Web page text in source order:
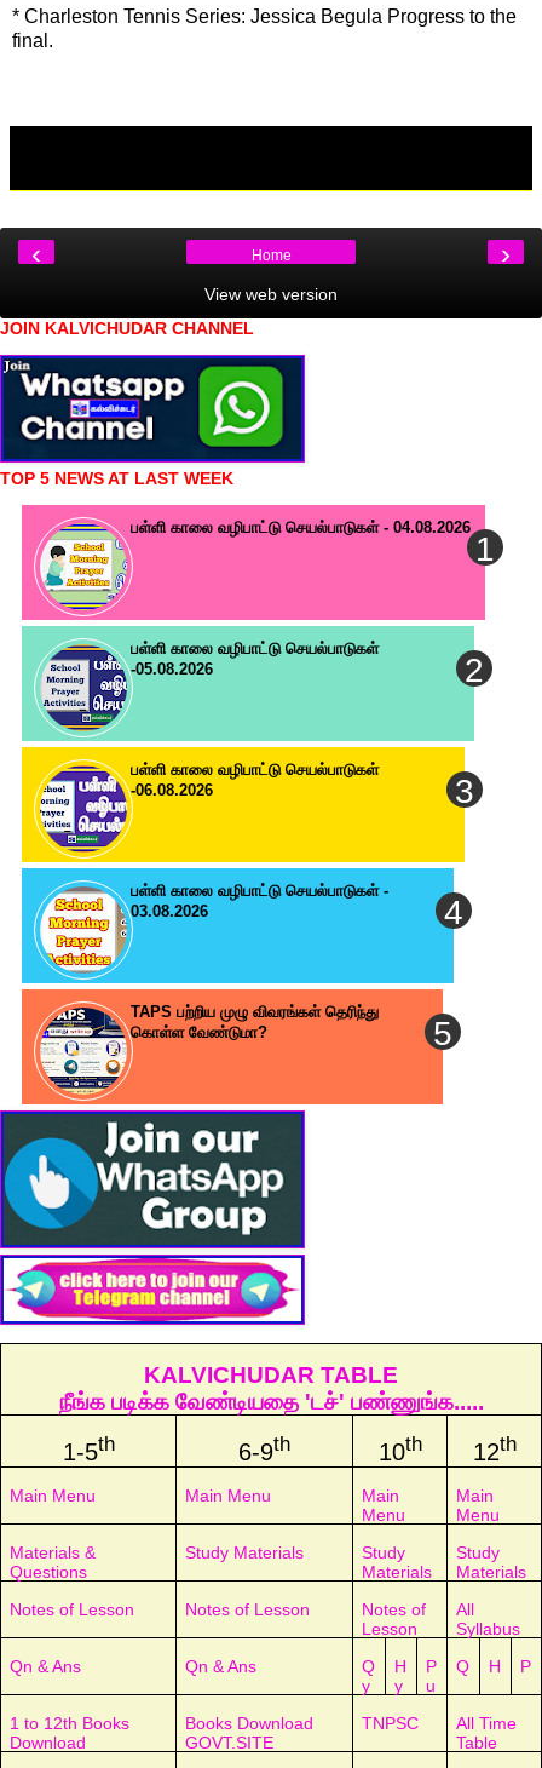
* Charleston Tennis Series: Jessica Begula Progress to the
final.
‹ ›
Home
View web version
JOIN KALVICHUDAR CHANNEL
TOP 5 NEWS AT LAST WEEK
பள்ளி காலை வழிபாட்டு செயல்பாடுகள் - 04.08.2026
பள்ளி காலை வழிபாட்டு செயல்பாடுகள்
-05.08.2026
பள்ளி காலை வழிபாட்டு செயல்பாடுகள்
-06.08.2026
பள்ளி காலை வழிபாட்டு செயல்பாடுகள் -
03.08.2026
TAPS பற்றிய முழு விவரங்கள் தெரிந்து
கொள்ள வேண்டுமா?
KALVICHUDAR TABLE
நீங்க படிக்க வேண்டியதை 'டச்' பண்ணுங்க.....
1-5th 6-9th 10th 12th
Main Menu Main Menu
Main
Menu
Main
Menu
Materials &
Questions
Study Materials
Study
Materials
Study
Materials
Notes of Lesson
Notes of Lesson
Notes of
Lesson
All
Syllabus
Qn & Ans
Qn & Ans
Q
y
H
y
P
u
Q H P
1 to 12th Books
Download
Books Download
GOVT.SITE
TNPSC
All Time
Table